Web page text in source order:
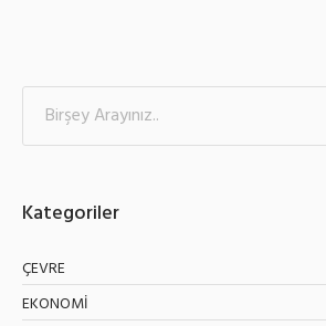
Kategoriler
ÇEVRE
EKONOMİ